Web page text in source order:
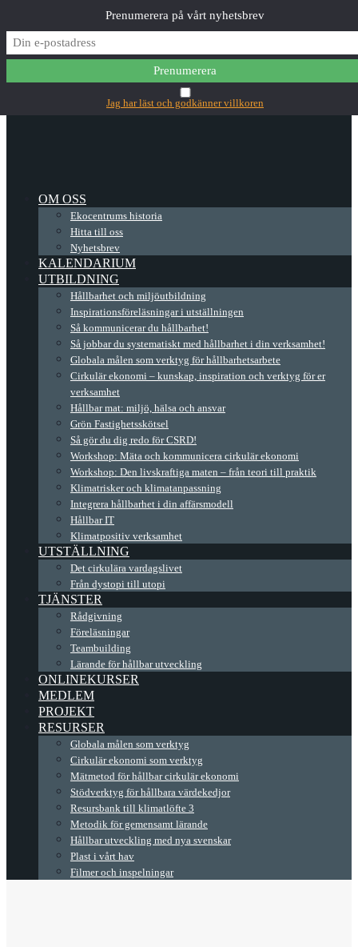
✕Main Menu
OM OSS
Ekocentrums historia
Hitta till oss
Nyhetsbrev
KALENDARIUM
UTBILDNING
Hållbarhet och miljöutbildning
Inspirationsföreläsningar i utställningen
Så kommunicerar du hållbarhet!
Så jobbar du systematiskt med hållbarhet i din verksamhet!
Globala målen som verktyg för hållbarhetsarbete
Cirkulär ekonomi – kunskap, inspiration och verktyg för er
verksamhet
Hållbar mat: miljö, hälsa och ansvar
Grön Fastighetsskötsel
Så gör du dig redo för CSRD!
Workshop: Mäta och kommunicera cirkulär ekonomi
Workshop: Den livskraftiga maten – från teori till praktik
Klimatrisker och klimatanpassning
Integrera hållbarhet i din affärsmodell
Hållbar IT
Klimatpositiv verksamhet
UTSTÄLLNING
Det cirkulära vardagslivet
Från dystopi till utopi
TJÄNSTER
Rådgivning
Föreläsningar
Teambuilding
Lärande för hållbar utveckling
ONLINEKURSER
MEDLEM
PROJEKT
RESURSER
Globala målen som verktyg
Cirkulär ekonomi som verktyg
Mätmetod för hållbar cirkulär ekonomi
Stödverktyg för hållbara värdekedjor
Resursbank till klimatlöfte 3
Metodik för gemensamt lärande
Hållbar utveckling med nya svenskar
Plast i vårt hav
Filmer och inspelningar
Prenumerera på vårt nyhetsbrev
Jag har läst och godkänner villkoren